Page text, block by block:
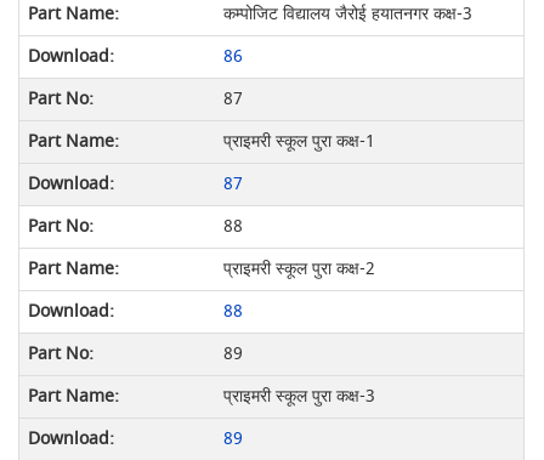
कम्पोजिट विद्यालय जैरोई हयातनगर कक्ष-3
86
87
प्राइमरी स्कूल पुरा कक्ष-1
87
88
प्राइमरी स्कूल पुरा कक्ष-2
88
89
प्राइमरी स्कूल पुरा कक्ष-3
89